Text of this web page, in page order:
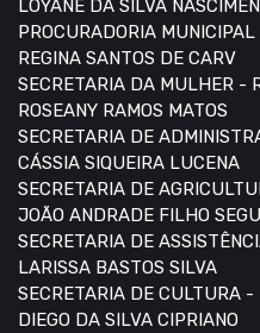
LOYANE DA SILVA
PROCURADORIA
REGINA SANTOS DE CARV
SECRETARIA DA MULHER -
ROSEANY RAMOS MATOS
SECRETARIA DE
CÁSSIA SIQUEIRA LUCENA
SECRETARIA DE
JOÃO ANDRADE FILHO
SECRETARIA DE
LARISSA BASTOS SILVA
SECRETARIA DE CULTURA
DIEGO DA SILVA CIPRIANO